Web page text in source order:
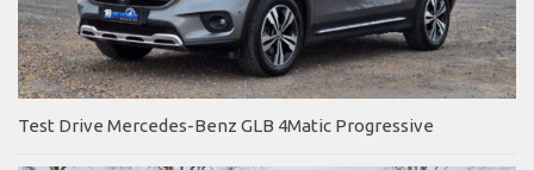
Test Drive Mercedes-Benz GLB 4Matic Progressive